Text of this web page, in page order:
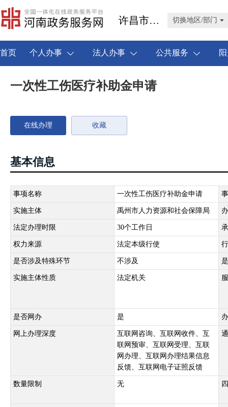
许昌市禹州市 切换地区/部门
首页 个人办事 法人办事 公共服务
一次性工伤医疗补助金申请
在线办理 收藏
基本信息
事项名称 一次性工伤医疗补助金申请
实施主体 禹州市人力资源和社会保障局
法定办理时限 30个工作日
权力来源 法定本级行使
是否涉及特殊环节 不涉及
实施主体性质 法定机关
是否网办 是
网上办理深度
互联网咨询、互联网收件、互
联网预审、互联网受理、互联
网办理、互联网办理结果信息
反馈、互联网电子证照反馈
数量限制 无